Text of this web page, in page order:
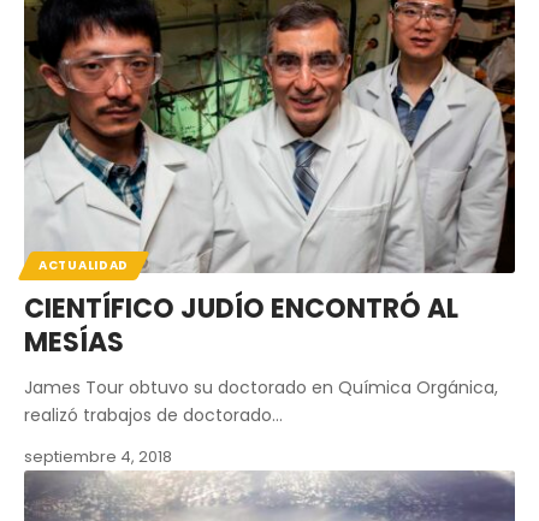
ACTUALIDAD
CIENTÍFICO JUDÍO ENCONTRÓ AL
MESÍAS
James Tour obtuvo su doctorado en Química Orgánica,
realizó trabajos de doctorado…
septiembre 4, 2018